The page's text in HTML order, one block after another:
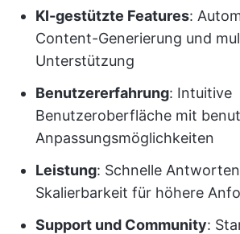
KI-gestützte Features:
Content-Generierung und
Unterstützung
Benutzererfahrung: Intuitive
Benutzeroberfläche mit
Anpassungsmöglichkeiten
Leistung: Schnelle
Skalierbarkeit für höhere
Support und Community: